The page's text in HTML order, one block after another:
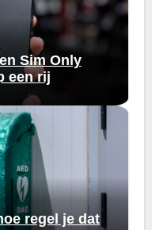
Sim Only
een rij
regel je dat